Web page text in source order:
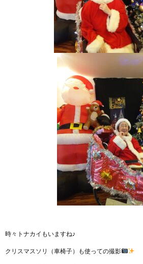
時々トナカイもいますね♪
クリスマスソリ（車椅子）も使っての撮影